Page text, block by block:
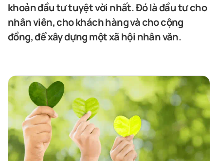
khoản đầu tư tuyệt vời nhất. Đó là đầu tư cho
nhân viên, cho khách hàng và cho cộng
đồng, để xây dựng một xã hội nhân văn.